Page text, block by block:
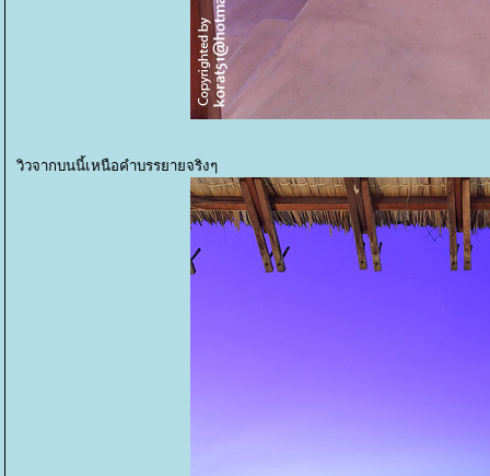
วิวจากบนนี้เหนือคำบรรยายจริงๆ